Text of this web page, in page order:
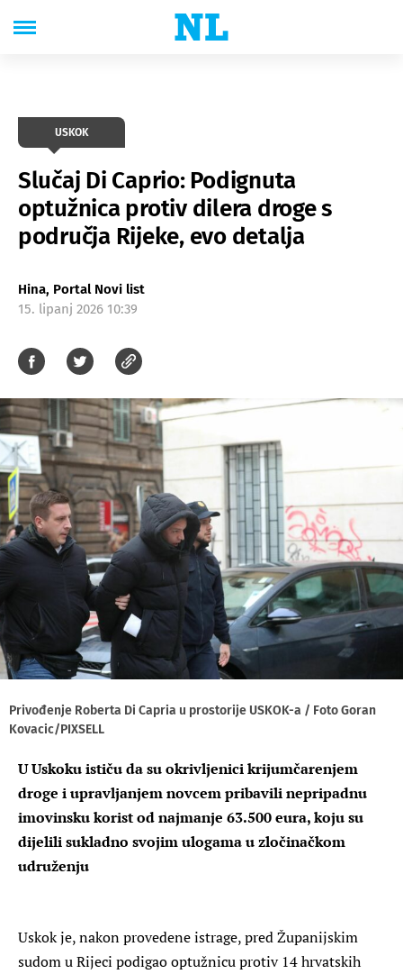
USKOK
Slučaj Di Caprio: Podignuta
optužnica protiv dilera droge s
područja Rijeke, evo detalja
Hina, Portal Novi list
15. lipanj 2026 10:39
Privođenje Roberta Di Capria u prostorije USKOK-a / Foto Goran
Kovacic/PIXSELL
U Uskoku ističu da su okrivljenici krijumčarenjem
droge i upravljanjem novcem pribavili nepripadnu
imovinsku korist od najmanje 63.500 eura, koju su
dijelili sukladno svojim ulogama u zločinačkom
udruženju
Uskok je, nakon provedene istrage, pred Županijskim
sudom u Rijeci podigao optužnicu protiv 14 hrvatskih